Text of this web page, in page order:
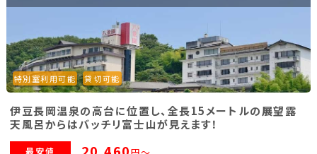
129,000円～
ノーマルコンパニオンプラン240分
33,500円～
プラン詳細を見る
特別室利用可能 貸切可能
伊豆長岡温泉の高台に位置し、全長15メートルの展望露
天風呂からはバッチリ富士山が見えます！
最安値